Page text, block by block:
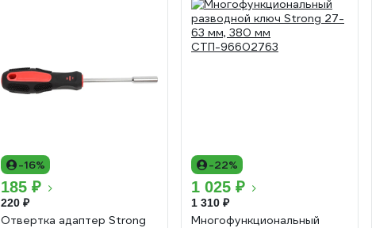
-16%
185 ₽
220 ₽
Отвертка адаптер Strong
-22%
1 025 ₽
1 310 ₽
Многофункциональный